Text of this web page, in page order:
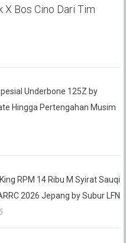
X Bos Cino Dari Tim
Underbone 125Z by
Hingga Pertengahan Musim
RPM 14 Ribu M Syirat Sauqi
2026 Jepang by Subur LFN